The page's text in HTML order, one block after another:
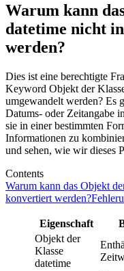
Warum kann
datetime nicht
werden?
Dies ist eine berechtigte
Keyword Objekt der
umgewandelt werden? Es
Datums- oder Zeitangabe
sie in einer bestimmten
Informationen zu
und sehen, wie wir dieses
Contents
Warum kann das Objekt
konvertiert werden?
Eigenschaft
Objekt der
Klasse
datetime